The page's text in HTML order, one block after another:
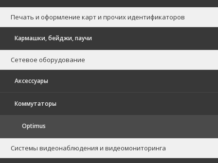
Печать и оформление карт и прочих идентификаторов
Кармашки, бейджи, паучи
Сетевое оборудование
Аксессуары
Коммутаторы
Optimus
Системы видеонаблюдения и видеомониторинга